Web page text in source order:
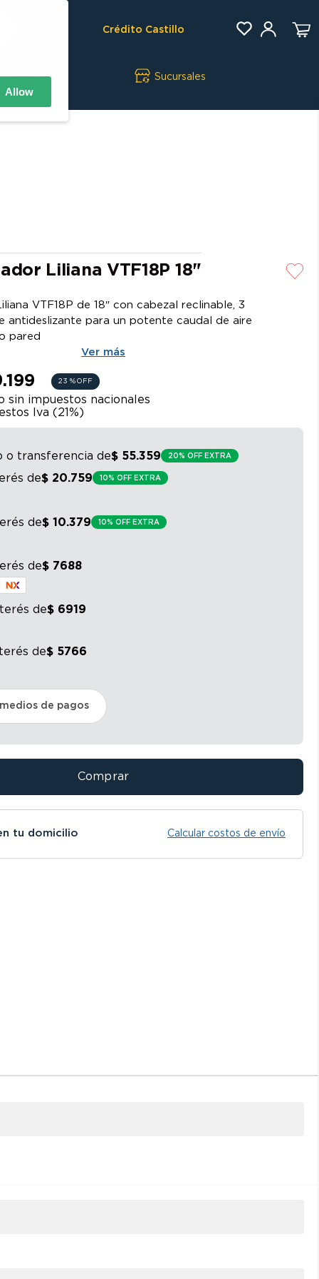
Crédito Castillo
Sucursales
Liliana VTF18P 18"
VTF18P de 18″ con cabezal reclinable, 3
antideslizante para un potente caudal de aire
pared
Ver más
23 % OFF
sin impuestos nacionales
Iva (21%)
o transferencia de$ 55.359 20% OFF EXTRA
de$ 20.759 10% OFF EXTRA
de$ 10.379 10% OFF EXTRA
de$ 7688
de$ 6919
de$ 5766
de pagos
Comprar
tu domicilio Calcular costos de envío
Allow